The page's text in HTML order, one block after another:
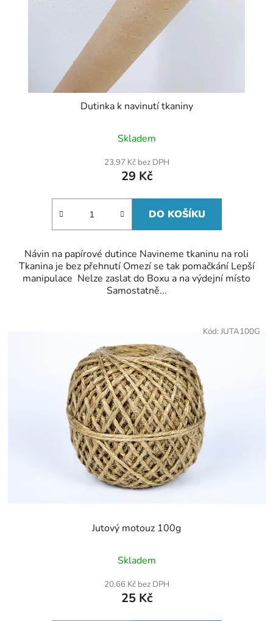
Dutinka k navinutí tkaniny
Skladem
23,97 Kč bez DPH
29 Kč
DO KOŠÍKU
Návin na papírové dutince Navineme tkaninu na roli
Tkanina je bez přehnutí Omezí se tak pomačkání Lepší
manipulace Nelze zaslat do Boxu a na výdejní místo
Samostatně...
Jutový motouz 100g
Skladem
20,66 Kč bez DPH
25 Kč
Kód: JUTA100G